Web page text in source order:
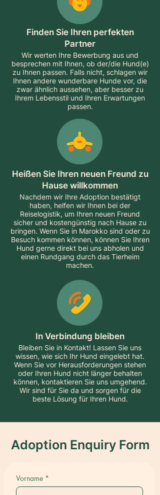
Finden Sie Ihren perfekten
Partner
Wir werten Ihre Bewerbung aus und
besprechen mit Ihnen, ob der/die Hund(e)
zu Ihnen passen. Falls nicht, schlagen wir
Ihnen andere wunderbare Hunde vor, die
zwar ähnlich aussehen, aber besser zu
Ihrem Lebensstil und Ihren Erwartungen
passen.
Heißen Sie Ihren neuen Freund zu
Hause willkommen
Nachdem wir Ihre Adoption bestätigt
haben, helfen wir Ihnen bei der
Reiselogistik, um Ihren neuen Freund
sicher und kostengünstig nach Hause zu
bringen. Wenn Sie in Marokko sind oder zu
Besuch kommen können, können Sie Ihren
Hund gerne direkt bei uns abholen und
einen Rundgang durch das Tierheim
machen.
In Verbindung bleiben
Bleiben Sie in Kontakt! Lassen Sie uns
wissen, wie sich Ihr Hund eingelebt hat.
Wenn Sie vor Herausforderungen stehen
oder Ihren Hund nicht länger behalten
können, kontaktieren Sie uns umgehend.
Wir sind für Sie da und sorgen für die
beste Lösung für Ihren Hund.
Adoption Enquiry Form
Vorname *